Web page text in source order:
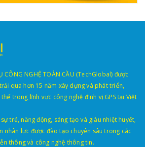
CÔNG NGHỆ TOÀN CẦU (TechGlobal) được
qua hơn 15 năm xây dựng và phát triển,
trong lĩnh vực công nghệ định vị GPS tại Việt
trẻ, năng động, sáng tạo và giàu nhiệt huyết,
nhân lực được đào tạo chuyên sâu trong các
thông và công nghệ thông tin.